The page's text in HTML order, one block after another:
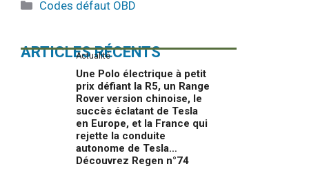
Catégories
Codes défaut OBD
ARTICLES RÉCENTS
Actualité
Une Polo électrique à petit
prix défiant la R5, un Range
Rover version chinoise, le
succès éclatant de Tesla
en Europe, et la France qui
rejette la conduite
autonome de Tesla…
Découvrez Regen n°74